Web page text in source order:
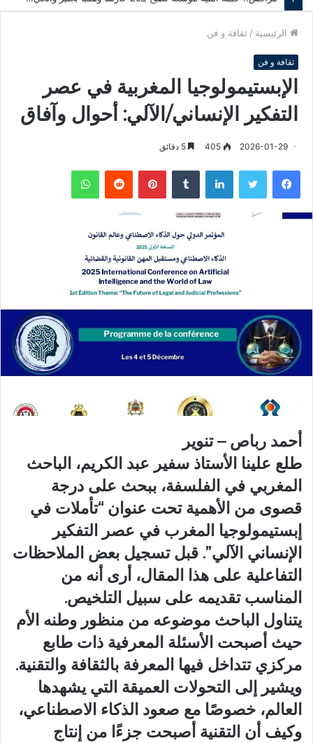
الرئيسية / ثقافة و فن
ثقافة و فن
الإبستيمولوجيا المغربية في عصر
التفكير الإنساني/الآلي: أحوال وآفاق
2026-01-29
405
فيسبوك لينكدإن بينتيريست
أحمد رباص – تنوير
طلع علينا الأستاذ سفير عبد الكريم، الباحث
المغربي في الفلسفة، ببحث على درجة
قصوى من الأهمية تحت عنوان “تأملات في
إبستيمولوجيا المغرب في عصر التفكير
الإنساني الآلي”. قبل تسجيل بعض الملاحظات
التفاعلية على هذا المقال، أرى أنه من
المناسب تقديمه على سبيل التلخيص.
يتناول الباحث موضوعه من منظور وطنه الأم
حيث أصبحت الأسئلة المعرفية ذات طابع
مركزي تتداخل فيها المعرفة بالثقافة والتقنية.
ويشير إلى التحولات العميقة التي يشهدها
العالم، خصوصًا مع صعود الذكاء الاصطناعي،
وكيف أن التقنية أصبحت جزءًا من إنتاج